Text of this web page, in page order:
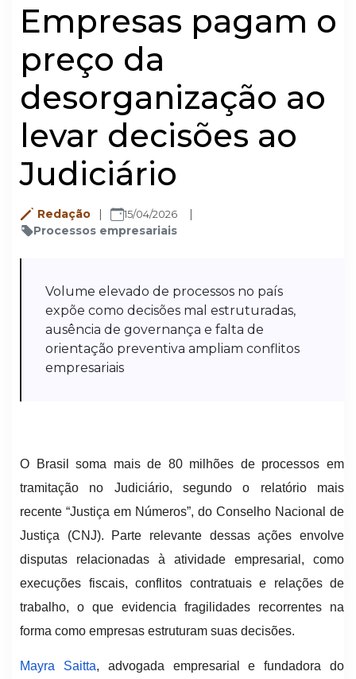
Empresas pagam o
preço da
desorganização ao
levar decisões ao
Judiciário
Redação 15/04/2026
Processos empresariais
Volume elevado de processos no país
expõe como decisões mal estruturadas,
ausência de governança e falta de
orientação preventiva ampliam conflitos
empresariais
O Brasil soma mais de 80 milhões de processos em
tramitação no Judiciário, segundo o relatório mais
recente “Justiça em Números”, do Conselho Nacional de
Justiça (CNJ). Parte relevante dessas ações envolve
disputas relacionadas à atividade empresarial, como
execuções fiscais, conflitos contratuais e relações de
trabalho, o que evidencia fragilidades recorrentes na
forma como empresas estruturam suas decisões.
Mayra Saitta, advogada empresarial e fundadora do